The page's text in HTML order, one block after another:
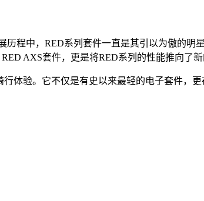
程中，RED系列套件一直是其引以为傲的明
AXS套件，更是将RED系列的性能推向了新
体验。它不仅是有史以来最轻的电子套件，